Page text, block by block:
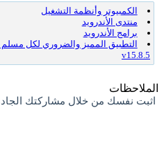
الكمبيوتر وأنظمة التشغيل
منتدى الأندرويد
برامج الأندرويد
v15.8.5
الملاحظات
اثبت نفسك من خلال مشاركتك